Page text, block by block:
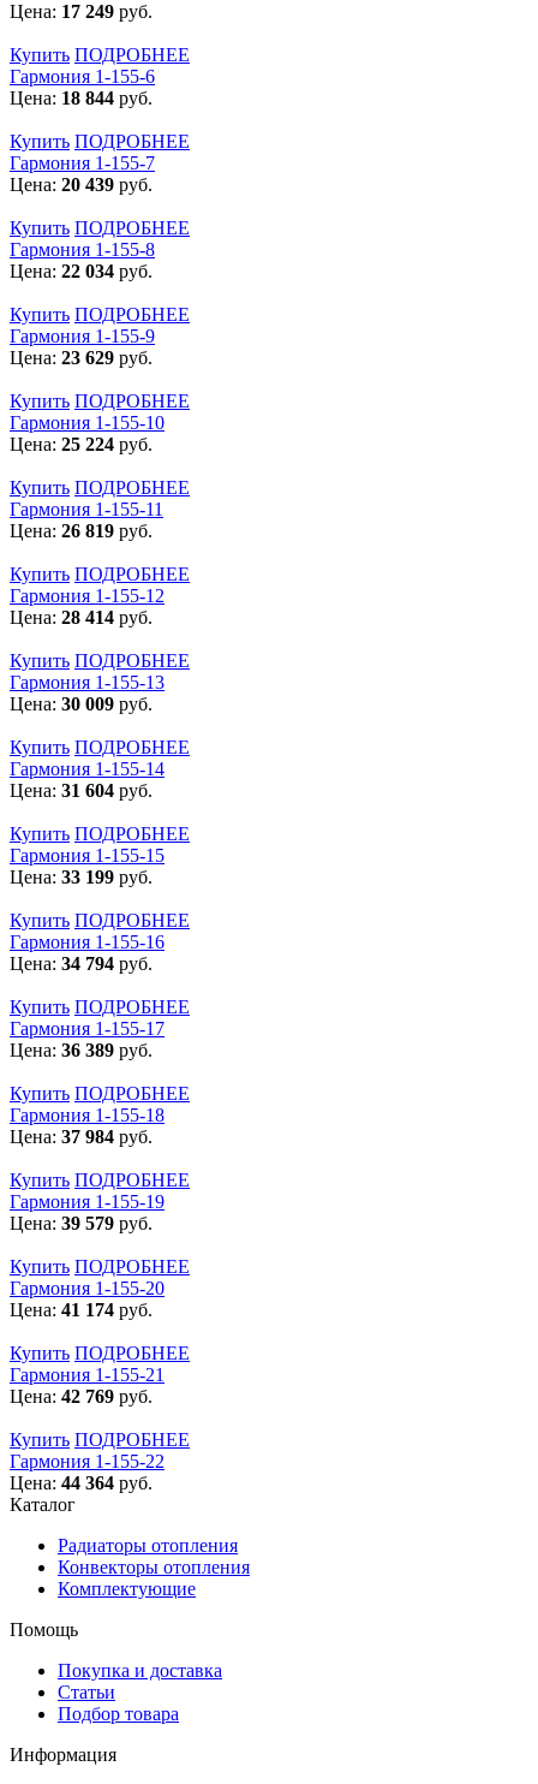
Цена: 17 249 руб.
Купить ПОДРОБНЕЕ
Гармония 1-155-6
Цена: 18 844 руб.
Купить ПОДРОБНЕЕ
Гармония 1-155-7
Цена: 20 439 руб.
Купить ПОДРОБНЕЕ
Гармония 1-155-8
Цена: 22 034 руб.
Купить ПОДРОБНЕЕ
Гармония 1-155-9
Цена: 23 629 руб.
Купить ПОДРОБНЕЕ
Гармония 1-155-10
Цена: 25 224 руб.
Купить ПОДРОБНЕЕ
Гармония 1-155-11
Цена: 26 819 руб.
Купить ПОДРОБНЕЕ
Гармония 1-155-12
Цена: 28 414 руб.
Купить ПОДРОБНЕЕ
Гармония 1-155-13
Цена: 30 009 руб.
Купить ПОДРОБНЕЕ
Гармония 1-155-14
Цена: 31 604 руб.
Купить ПОДРОБНЕЕ
Гармония 1-155-15
Цена: 33 199 руб.
Купить ПОДРОБНЕЕ
Гармония 1-155-16
Цена: 34 794 руб.
Купить ПОДРОБНЕЕ
Гармония 1-155-17
Цена: 36 389 руб.
Купить ПОДРОБНЕЕ
Гармония 1-155-18
Цена: 37 984 руб.
Купить ПОДРОБНЕЕ
Гармония 1-155-19
Цена: 39 579 руб.
Купить ПОДРОБНЕЕ
Гармония 1-155-20
Цена: 41 174 руб.
Купить ПОДРОБНЕЕ
Гармония 1-155-21
Цена: 42 769 руб.
Купить ПОДРОБНЕЕ
Гармония 1-155-22
Цена: 44 364 руб.
Каталог
Радиаторы отопления
Конвекторы отопления
Комплектующие
Помощь
Покупка и доставка
Статьи
Подбор товара
Информация